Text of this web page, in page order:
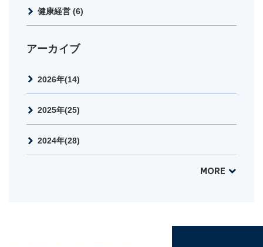
健康経営 (6)
アーカイブ
2026年(14)
2025年(25)
2024年(28)
MORE